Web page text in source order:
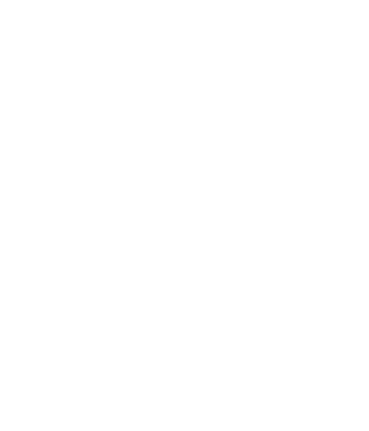
dem med andre
du har givet dem, eller som de
fra din brug af deres tjenester.